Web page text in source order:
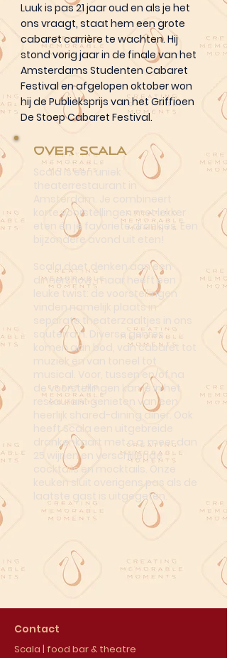
Luuk is pas 21 jaar oud en als je het
ons vraagt, staat hem een grote
cabaret carrière te wachten. Hij
stond vorig jaar in de finale van het
Amsterdams Studenten Cabaret
Festival en afgelopen oktober won
hij de Publieksprijs van het Griffioen
De Stoep Cabaret Festival.
Over Scala
Scala is een uniek
theaterrestaurant in
Amsterdam. Je combineert
korte voorstellingen met lekker
eten én je favoriete drankjes. Een
bijzondere avond uit eten!
Scala doet denken aan een
dinnershow, maar heeft een
leuke twist: de voorstellingen
vinden namelijk plaats in
separate theaterzaaltjes in ons
souterrain. Diverse genres
komen aan bod, van cabaret tot
muziek en van toneel tot
musical. Voor, tussen en/of na
de voorstellingen kan je in het
restaurant genieten van een
heerlijk shared-dining diner. Ook
heeft Scala een uitgebreide
drankenkaart met o.a. meer dan
25 wijnen en verschillende
cocktails en mocktails. Onze
keuken sluit overigens pas als de
laatste gast is uitgegeten.
Contact
Scala | food bar & theatre